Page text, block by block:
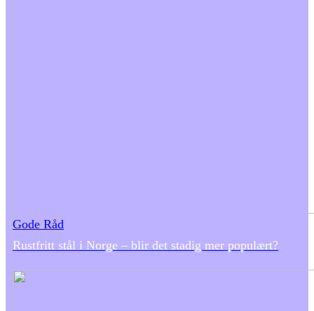
Gode Råd
Rustfritt stål i Norge – blir det stadig mer populært?